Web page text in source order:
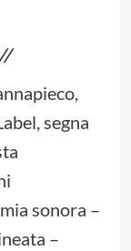
segna
sonora –
–